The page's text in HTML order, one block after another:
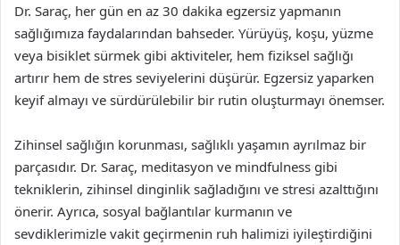
Dr. Saraç, her gün en az 30 dakika egzersiz yapmanın
sağlığımıza faydalarından bahseder. Yürüyüş, koşu, yüzme
veya bisiklet sürmek gibi aktiviteler, hem fiziksel sağlığı
artırır hem de stres seviyelerini düşürür. Egzersiz yaparken
keyif almayı ve sürdürülebilir bir rutin oluşturmayı önemser.
Zihinsel sağlığın korunması, sağlıklı yaşamın ayrılmaz bir
parçasıdır. Dr. Saraç, meditasyon ve mindfulness gibi
tekniklerin, zihinsel dinginlik sağladığını ve stresi azalttığını
önerir. Ayrıca, sosyal bağlantılar kurmanın ve
sevdiklerimizle vakit geçirmenin ruh halimizi iyileştirdiğini